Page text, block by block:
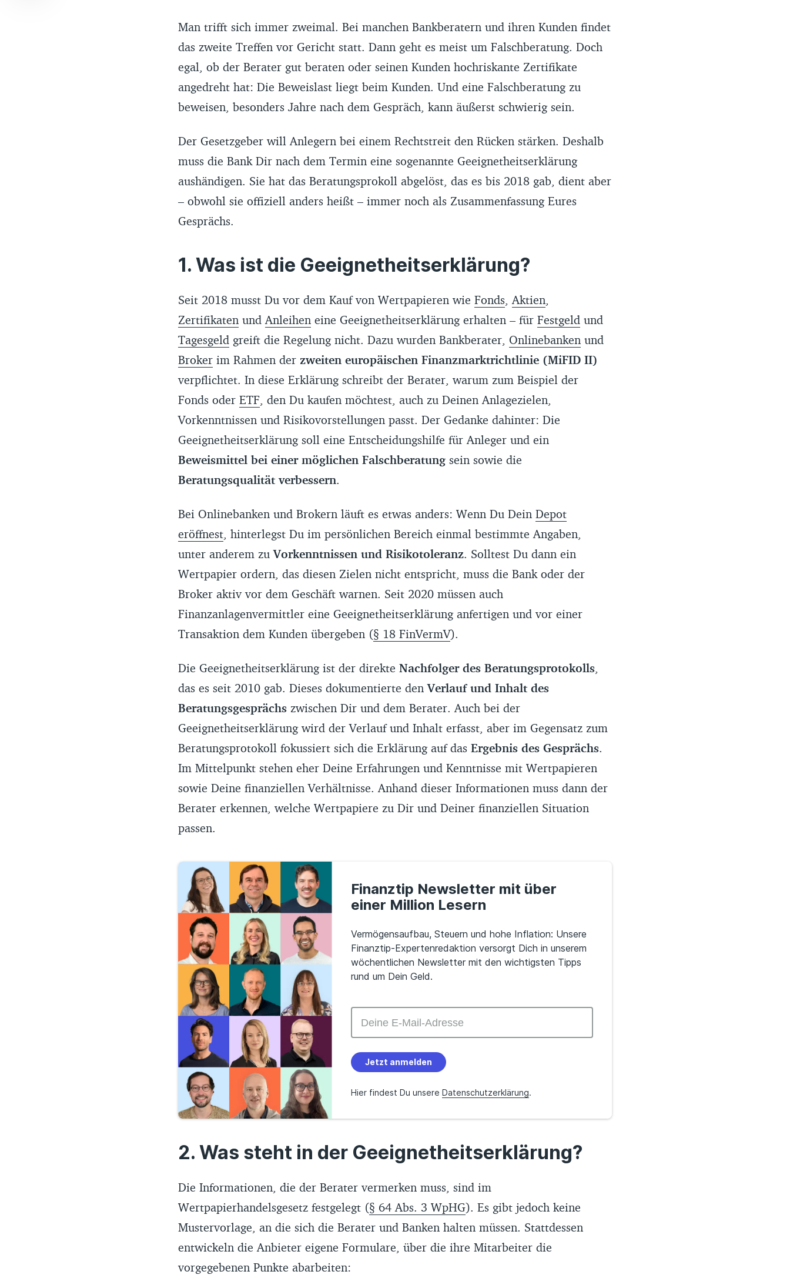
Man trifft sich immer zweimal. Bei manchen Bankberatern und ihren Kunden findet
das zweite Treffen vor Gericht statt. Dann geht es meist um Falschberatung. Doch
egal, ob der Berater gut beraten oder seinen Kunden hochriskante Zertifikate
angedreht hat: Die Beweislast liegt beim Kunden. Und eine Falschberatung zu
beweisen, besonders Jahre nach dem Gespräch, kann äußerst schwierig sein.
Der Gesetzgeber will Anlegern bei einem Rechtstreit den Rücken stärken. Deshalb
muss die Bank Dir nach dem Termin eine sogenannte Geeignetheitserklärung
aushändigen. Sie hat das Beratungsprokoll abgelöst, das es bis 2018 gab, dient aber
– obwohl sie offiziell anders heißt – immer noch als Zusammenfassung Eures
Gesprächs.
Was ist die Geeignetheitserklärung?
Seit 2018 musst Du vor dem Kauf von Wertpapieren wie Fonds Aktien
Zertifikaten und Anleihen eine Geeignetheitserklärung erhalten – für Festgeld und
Tagesgeld greift die Regelung nicht. Dazu wurden Bankberater, Onlinebanken und
Brokerim Rahmen der zweiten europäischen Finanzmarktrichtlinie (MiFID II)
verpflichtet. In diese Erklärung schreibt der Berater, warum zum Beispiel der
Fonds oder ETF , den Du kaufen möchtest, auch zu Deinen Anlagezielen,
Vorkenntnissen und Risikovorstellungen passt. Der Gedanke dahinter: Die
Geeignetheitserklärung soll eine Entscheidungshilfe für Anleger und ein
Beweismittel bei einer möglichen Falschberatungsein sowie die
Beratungsqualität verbessern.
Bei Onlinebanken und Brokern läuft es etwas anders: Wenn Du Dein Depot
eröffnest, hinterlegst Du im persönlichen Bereich einmal bestimmte Angaben,
unter anderem zuVorkenntnissen und Risikotoleranz. Solltest Du dann ein
Wertpapier ordern, das diesen Zielen nicht entspricht, muss die Bank oder der
Broker aktiv vor dem Geschäft warnen. Seit 2020 müssen auch
Finanzanlagenvermittler eine Geeignetheitserklärung anfertigen und vor einer
Transaktion dem Kunden übergeben (§ 18 FinVermV).
Die Geeignetheitserklärung ist der direkte Nachfolger des Beratungsprotokolls,
das es seit 2010 gab. Dieses dokumentierte denVerlauf und Inhalt des
Beratungsgesprächszwischen Dir und dem Berater. Auch bei der
Geeignetheitserklärung wird der Verlauf und Inhalt erfasst, aber im Gegensatz zum
Beratungsprotokoll fokussiert sich die Erklärung auf das Ergebnis des Gesprächs.
Im Mittelpunkt stehen eher Deine Erfahrungen und Kenntnisse mit Wertpapieren
sowie Deine finanziellen Verhältnisse. Anhand dieser Informationen muss dann der
Berater erkennen, welche Wertpapiere zu Dir und Deiner finanziellen Situation
passen.
Finanztip Newsletter mit über
einer Million Lesern
Vermögensaufbau, Steuern und hohe Inflation: Unsere
Finanztip-Expertenredaktion versorgt Dich in unserem
wöchentlichen Newsletter mit den wichtigsten Tipps
rund um Dein Geld.
Jetzt anmelden
Hier findest Du unsere Datenschutzerklärung.
Was steht in der Geeignetheitserklärung?
Die Informationen, die der Berater vermerken muss, sind im
Wertpapierhandelsgesetz festgelegt (§ 64 Abs. 3 WpHG). Es gibt jedoch keine
Mustervorlage, an die sich die Berater und Banken halten müssen. Stattdessen
entwickeln die Anbieter eigene Formulare, über die ihre Mitarbeiter die
vorgegebenen Punkte abarbeiten: